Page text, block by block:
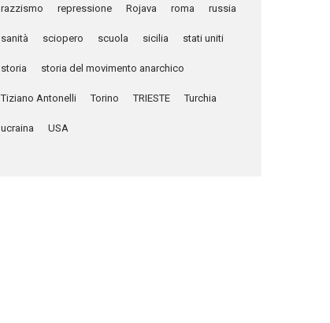
razzismo repressione Rojava roma russia
sanità sciopero scuola sicilia stati uniti
storia storia del movimento anarchico
Tiziano Antonelli Torino TRIESTE Turchia
ucraina USA